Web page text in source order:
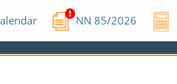
NN85/2026